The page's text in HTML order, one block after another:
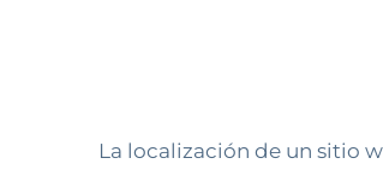
La localización de un sitio